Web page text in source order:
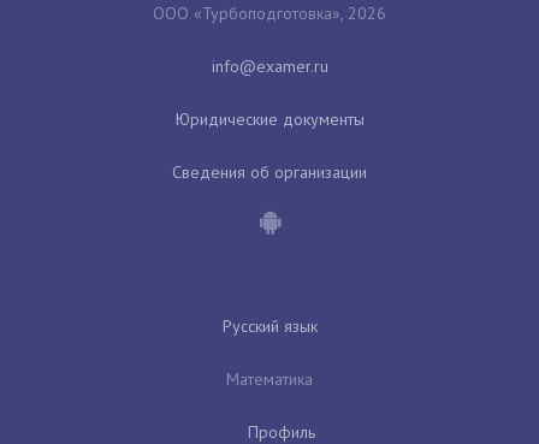
ООО «Турбоподготовка», 2026
Юридические документы
Сведения об организации
Русский язык
Математика
Профиль